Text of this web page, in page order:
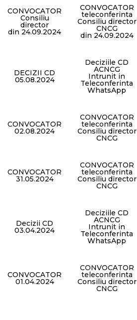
CONVOCATOR
Consiliu
director
din 24.09.2024
CONVOCATOR
teleconferinta
Consiliu director
CNCG
din 24.09.2024
DECIZII CD
05.08.2024
Deciziile CD
ACNCG
Intrunit in
Teleconferinta
WhatsApp
CONVOCATOR
02.08.2024
CONVOCATOR
teleconferinta
Consiliu director
CNCG
CONVOCATOR
31.05.2024
CONVOCATOR
teleconferinta
Consiliu director
CNCG
Decizii CD
03.04.2024
Deciziile CD
ACNCG
Intrunit in
Teleconferinta
WhatsApp
CONVOCATOR
01.04.2024
CONVOCATOR
teleconferinta
Consiliu director
CNCG